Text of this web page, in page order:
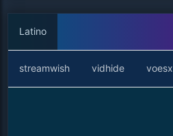
Latino
streamwish vidhide voesx